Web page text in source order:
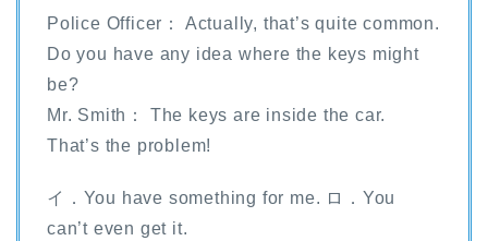
Police Officer： Actually, that’s quite common.
Do you have any idea where the keys might
be?
Mr. Smith： The keys are inside the car.
That’s the problem!
イ．You have something for me. ロ．You
can’t even get it.